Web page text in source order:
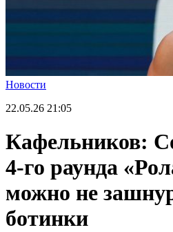
Новости
22.05.26 21:05
Кафельников:
4-го раунда
можно не
ботинки